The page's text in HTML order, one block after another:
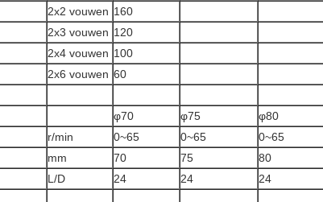
2x2 vouwen 160
2x3 vouwen 120
2x4 vouwen 100
2x6 vouwen 60
φ70 φ75
φ80
r/min 0~65 0~65
0~65
mm 70 75
80
L/D 24 24 24